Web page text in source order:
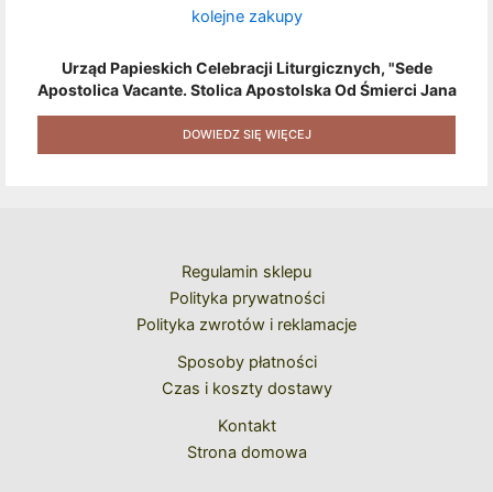
Urząd Papieskich Celebracji Liturgicznych, "Sede
Apostolica Vacante. Stolica Apostolska Od Śmierci Jana
Pawła II Do Wyboru Benedykta XVI" [2020] + Zestaw 6
Naklejek + Książka Niespodzianka + Kod Rabatowy Na
Kolejne Zakupy
DOWIEDZ SIĘ WIĘCEJ
Regulamin sklepu
Polityka prywatności
Polityka zwrotów i reklamacje
Sposoby płatności
Czas i koszty dostawy
Kontakt
Strona domowa